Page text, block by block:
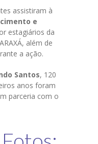
assistiram à
e
estagiários da
além de
a ação.
Santos, 120
anos foram
parceria com o